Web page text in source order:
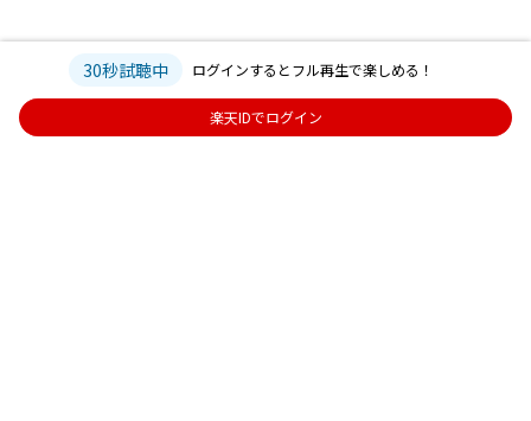
30秒試聴中 ログインするとフル再生で楽しめる！
楽天IDでログイン